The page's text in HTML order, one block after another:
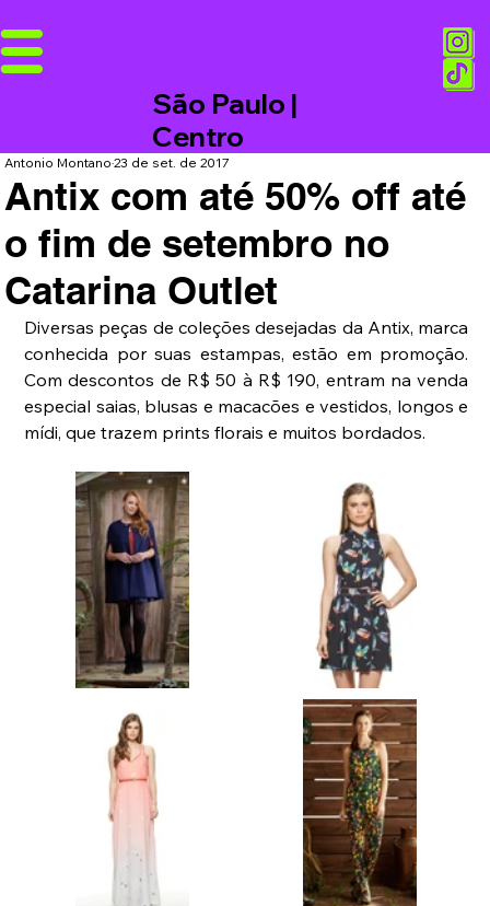
São Paulo |
Centro
Antix com até 50% off até
o fim de setembro no
Catarina Outlet
Antonio Montano23 de set. de 2017
Diversas peças de coleções desejadas da Antix, marca
conhecida por suas estampas, estão em promoção.
Com descontos de R$ 50 à R$ 190, entram na venda
especial saias, blusas e macacões e vestidos, longos e
mídi, que trazem prints florais e muitos bordados.